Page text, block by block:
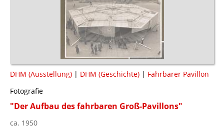
DHM (Ausstellung) | DHM (Geschichte) | Fahrbarer Pavillon
Fotografie
"Der Aufbau des fahrbaren Groß-Pavillons"
ca. 1950